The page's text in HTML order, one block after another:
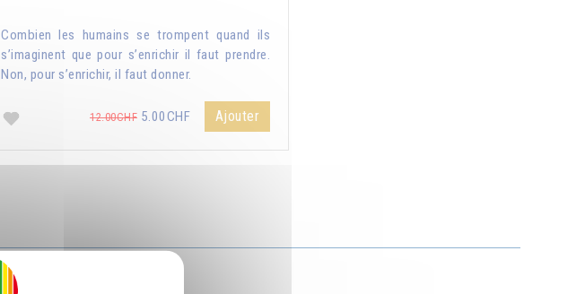
Combien les humains se trompent quand ils
s’imaginent que pour s’enrichir il faut prendre.
Non, pour s’enrichir, il faut donner.
12.00CHF 5.00CHF Ajouter